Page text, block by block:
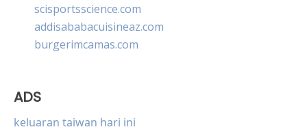
scisportsscience.com
addisababacuisineaz.com
burgerimcamas.com
ADS
keluaran taiwan hari ini